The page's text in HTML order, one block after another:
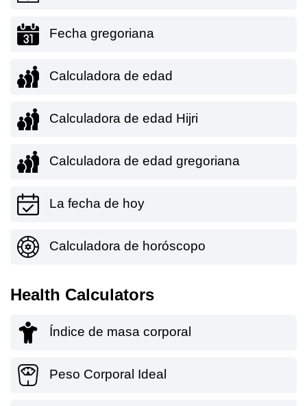
Fecha gregoriana
Calculadora de edad
Calculadora de edad Hijri
Calculadora de edad gregoriana
La fecha de hoy
Calculadora de horóscopo
Health Calculators
Índice de masa corporal
Peso Corporal Ideal